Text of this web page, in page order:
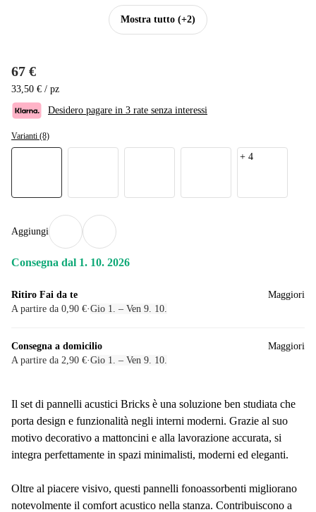
Mostra tutto (+2)
67 €
33,50 € / pz
Desidero pagare in 3 rate senza interessi
Varianti (8)
+ 4
Aggiungi
Consegna dal 1. 10. 2026
Ritiro Fai da te
A partire da 0,90 €·Gio 1. – Ven 9. 10.
Maggiori
Consegna a domicilio
A partire da 2,90 €·Gio 1. – Ven 9. 10.
Maggiori
Il set di pannelli acustici Bricks è una soluzione ben studiata che
porta design e funzionalità negli interni moderni. Grazie al suo
motivo decorativo a mattoncini e alla lavorazione accurata, si
integra perfettamente in spazi minimalisti, moderni ed eleganti.
Oltre al piacere visivo, questi pannelli fonoassorbenti migliorano
notevolmente il comfort acustico nella stanza. Contribuiscono a